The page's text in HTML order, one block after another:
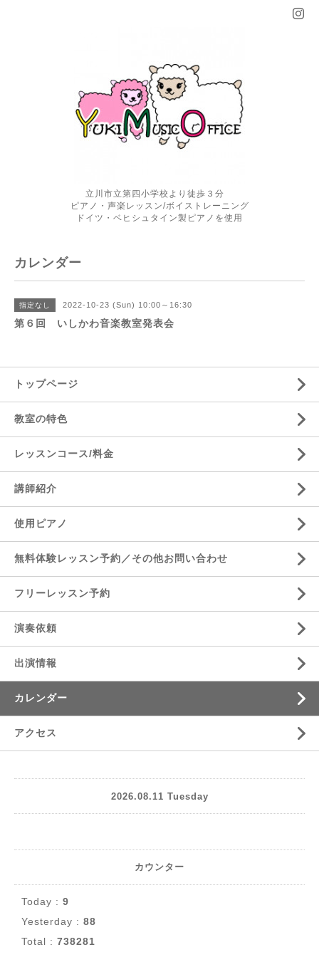
立川市立第四小学校より徒歩３分
ピアノ・声楽レッスン/ボイストレーニング
ドイツ・ベヒシュタイン製ピアノを使用
カレンダー
指定なし 2022-10-23 (Sun) 10:00～16:30
第６回 いしかわ音楽教室発表会
トップページ
教室の特色
レッスンコース/料金
講師紹介
使用ピアノ
無料体験レッスン予約／その他お問い合わせ
フリーレッスン予約
演奏依頼
出演情報
カレンダー
アクセス
2026.08.11 Tuesday
カウンター
Today : 9
Yesterday : 88
Total : 738281